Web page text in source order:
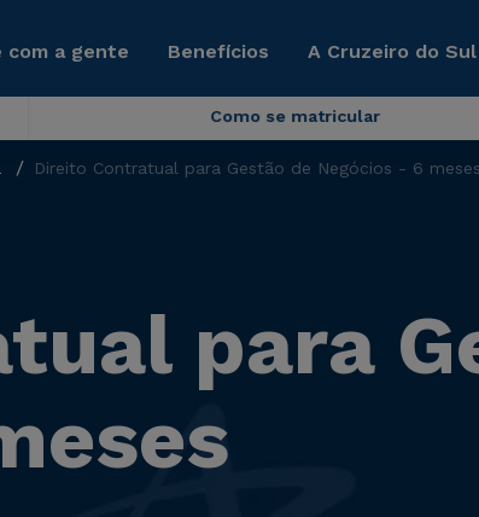
com a gente Benefícios A Cruzeiro do
Como se matricular
Direito Contratual para Gestão de Negócios - 6
para